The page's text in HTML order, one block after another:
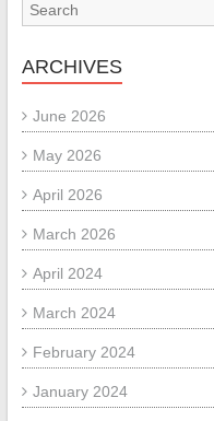
ARCHIVES
June 2026
May 2026
April 2026
March 2026
April 2024
March 2024
February 2024
January 2024